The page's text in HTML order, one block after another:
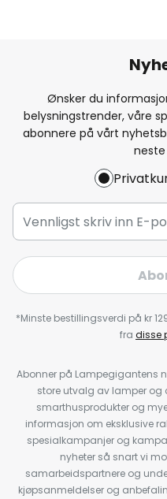
Ønsker du
belysningstrender, våre
abonnere på vårt
neste
*Minste bestillingsverdi på kr
fra disse
Abonner på Lampegigantens
store utvalg av lamper og
smarthusprodukter og
informasjon om eksklusive
spesialkampanjer og
nyheter så snart vi
samarbeidspartnere og
kjøpsanmeldelser og